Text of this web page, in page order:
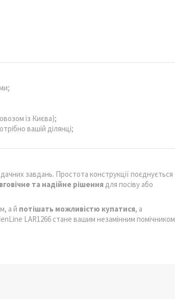
із Києва);
вашій ділянці;
завдань. Простота конструкції поєднується
та надійне рішеннядля посіву або
а й потішать можливістю купатися, а
LAR1266 стане вашим незамінним помічником